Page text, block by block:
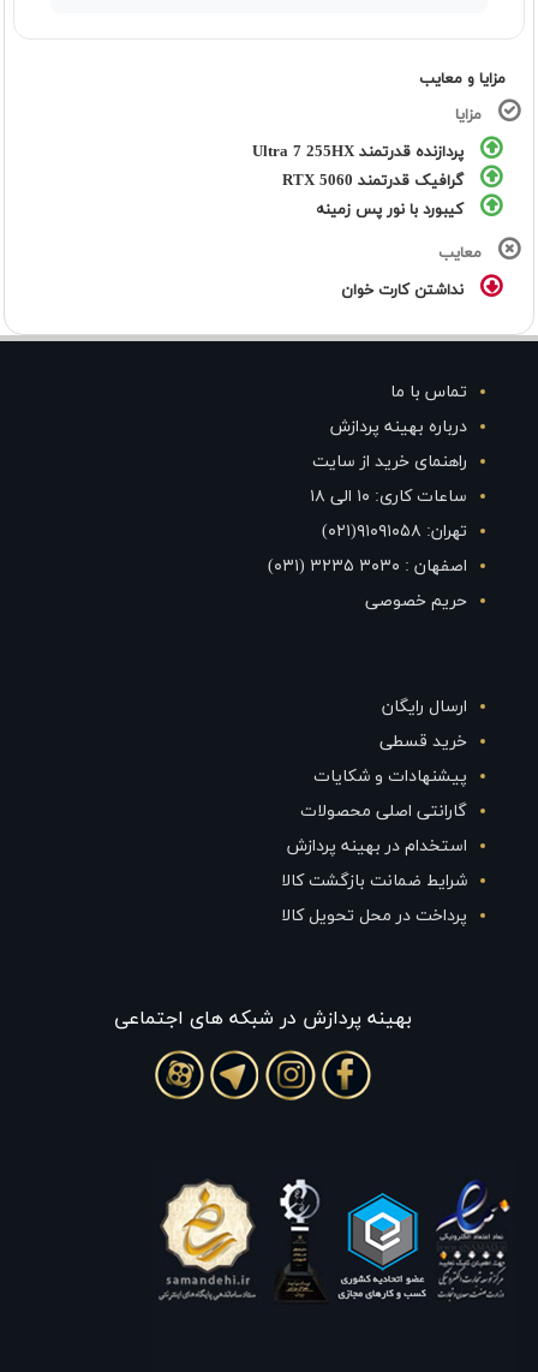
مزایا و معایب
مزایا
پردازنده قدرتمند Ultra 7 255HX
گرافیک قدرتمند RTX 5060
کیبورد با نور پس زمینه
معایب
نداشتن کارت خوان
تماس با ما
درباره بهینه پردازش
راهنمای خرید از سایت
ساعات کاری: ۱۰ الی ۱۸
تهران: ۹۱۰۹۱۰۵۸(۰۲۱)
اصفهان : ۳۰۳۰ ۳۲۳۵ (۰۳۱)
حریم خصوصی
ارسال رایگان
خرید قسطی
پیشنهادات و شکایات
گارانتی اصلی محصولات
استخدام در بهینه پردازش
شرایط ضمانت بازگشت کالا
پرداخت در محل تحویل کالا
بهينه پردازش در شبکه های اجتماعی